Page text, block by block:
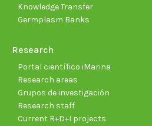
Knowledge Transfer
Germplasm Banks
Research
Portal científico iMarina
Research areas
Grupos de investigación
Research staff
Current R+D+I projects